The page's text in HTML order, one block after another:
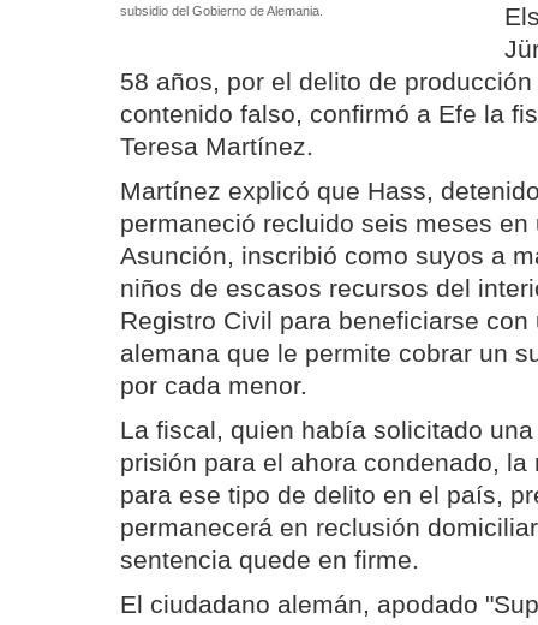
subsidio del Gobierno de Alemania.
58 años, por el delito de
contenido falso, confirmó a Efe la
Teresa Martínez.
Martínez explicó que Hass,
permaneció recluido seis meses
Asunción, inscribió como suyos a
niños de escasos recursos del
Registro Civil para beneficiarse con
alemana que le permite cobrar un
por cada menor.
La fiscal, quien había solicitado
prisión para el ahora condenado,
para ese tipo de delito en el país,
permanecerá en reclusión
sentencia quede en firme.
El ciudadano alemán, apodado